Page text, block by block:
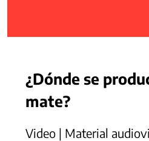
¿Dónde se
mate?
Video | Material